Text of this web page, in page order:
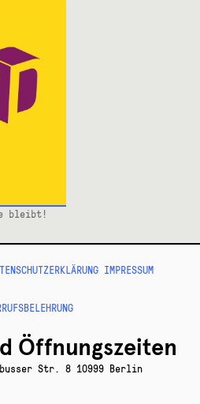
bleibt!
IMPRESSUM
Öffnungszeiten
Str. 8 10999 Berlin